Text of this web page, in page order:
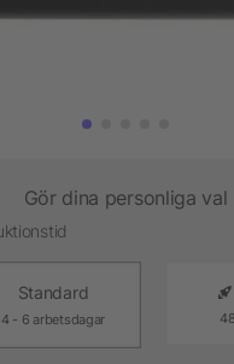
Gör dina personliga val
Standard
4 - 6 arbetsdagar